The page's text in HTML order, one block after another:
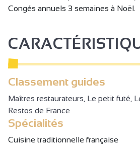
Congés annuels 3 semaines à Noël.
Classement guides
Maîtres restaurateurs, Le petit futé,
Restos de France
Spécialités
Cuisine traditionnelle française